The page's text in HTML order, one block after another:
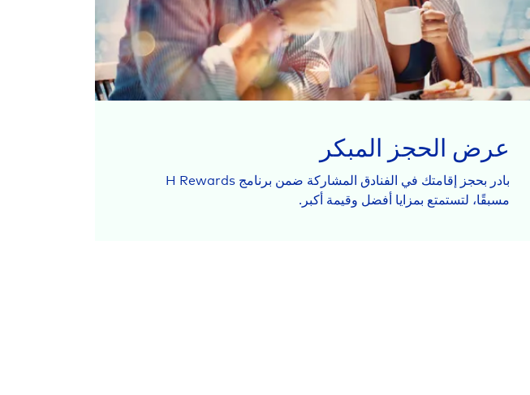
عرض الحجز المبكر
بادر بحجز إقامتك في الفنادق المشاركة ضمن برنامج H Rewards
مسبقًا، لتستمتع بمزايا أفضل وقيمة أكبر.